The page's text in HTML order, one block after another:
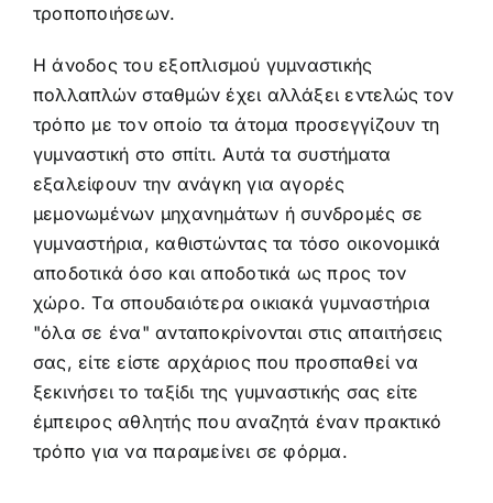
τροποποιήσεων.
Η άνοδος του εξοπλισμού γυμναστικής
πολλαπλών σταθμών έχει αλλάξει εντελώς τον
τρόπο με τον οποίο τα άτομα προσεγγίζουν τη
γυμναστική στο σπίτι. Αυτά τα συστήματα
εξαλείφουν την ανάγκη για αγορές
μεμονωμένων μηχανημάτων ή συνδρομές σε
γυμναστήρια, καθιστώντας τα τόσο οικονομικά
αποδοτικά όσο και αποδοτικά ως προς τον
χώρο. Τα σπουδαιότερα οικιακά γυμναστήρια
"όλα σε ένα" ανταποκρίνονται στις απαιτήσεις
σας, είτε είστε αρχάριος που προσπαθεί να
ξεκινήσει το ταξίδι της γυμναστικής σας είτε
έμπειρος αθλητής που αναζητά έναν πρακτικό
τρόπο για να παραμείνει σε φόρμα.